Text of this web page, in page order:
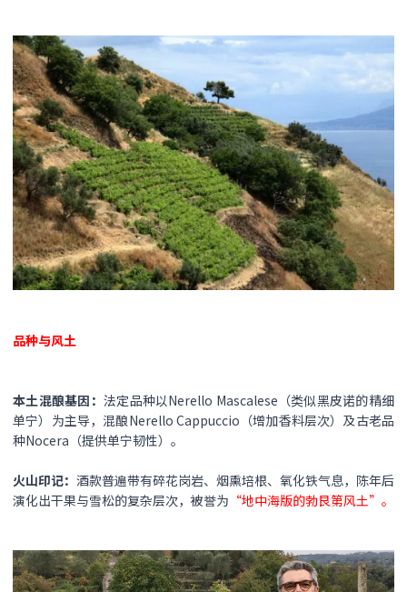
品种与风土​
本土混酿基因​：法定品种以Nerello Mascalese（类似黑皮诺的精细
单宁）为主导，混酿Nerello Cappuccio（增加香料层次）及古老品
种Nocera（提供单宁韧性）。
火山印记​： 酒款普遍带有碎花岗岩、烟熏培根、氧化铁气息，陈年后
演化出干果与雪松的复杂层次，被誉为 “地中海版的勃艮第风土”。